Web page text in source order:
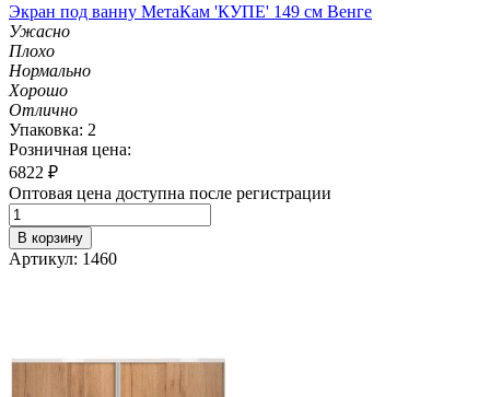
Экран под ванну МетаКам 'КУПЕ' 149 см Венге
Ужасно
Плохо
Нормально
Хорошо
Отлично
Упаковка: 2
Розничная цена:
6822 ₽
Оптовая цена доступна после регистрации
В корзину
Артикул: 1460